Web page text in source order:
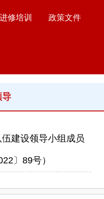
进修培训 政策文件
导
建设领导小组成员
〕89号）